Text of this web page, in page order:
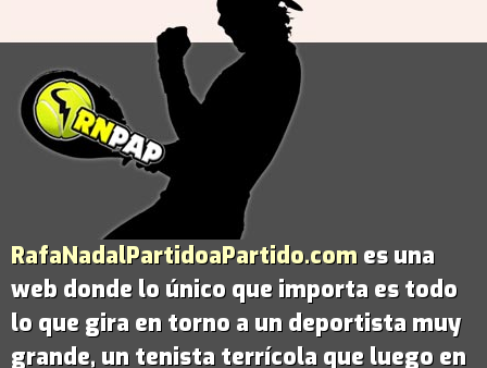
RafaNadalPartidoaPartido.com es una
web donde lo único que importa es todo
lo que gira en torno a un deportista muy
grande, un tenista terrícola que luego en